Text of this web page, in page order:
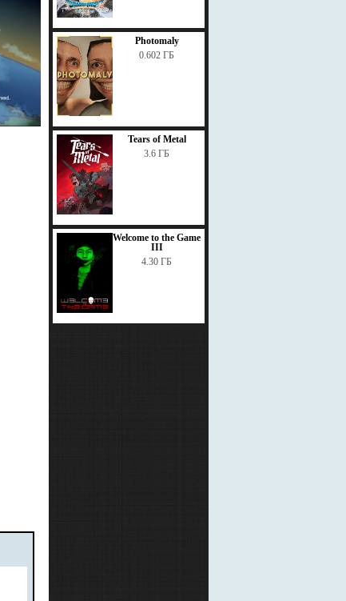
Photomaly
0.602 ГБ
Tears of Metal
3.6 ГБ
Welcome to the Game
III
4.30 ГБ